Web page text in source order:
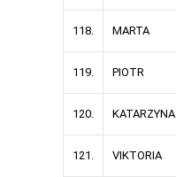
118. MARTA
119. PIOTR
120. KATARZYNA
121. VIKTORIA